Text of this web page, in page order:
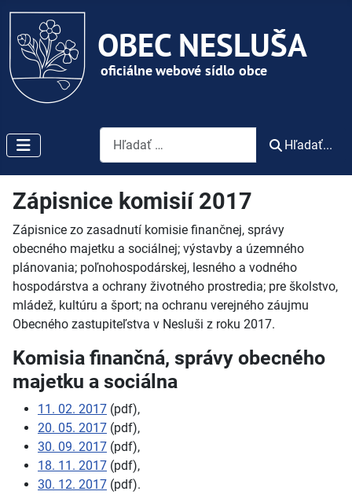
Vyhľadávanie
Hľadať...
Zápisnice komisií 2017
Zápisnice zo zasadnutí komisie finančnej, správy
obecného majetku a sociálnej; výstavby a územného
plánovania; poľnohospodárskej, lesného a vodného
hospodárstva a ochrany životného prostredia; pre školstvo,
mládež, kultúru a šport; na ochranu verejného záujmu
Obecného zastupiteľstva v Nesluši z roku 2017.
Komisia finančná, správy obecného
majetku a sociálna
11. 02. 2017 (pdf),
20. 05. 2017 (pdf),
30. 09. 2017 (pdf),
18. 11. 2017 (pdf),
30. 12. 2017 (pdf).